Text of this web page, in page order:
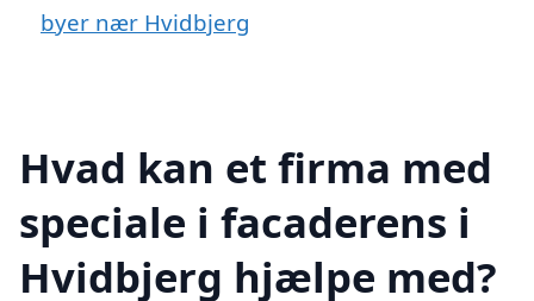
byer nær Hvidbjerg
Hvad kan et firma med
speciale i facaderens i
Hvidbjerg hjælpe med?